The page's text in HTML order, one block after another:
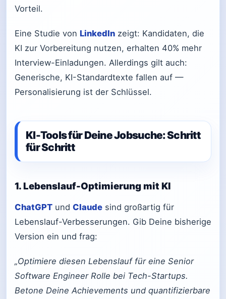
Vorteil.
Eine Studie von LinkedIn zeigt: Kandidaten, die
KI zur Vorbereitung nutzen, erhalten 40% mehr
Interview-Einladungen. Allerdings gilt auch:
Generische, KI-Standardtexte fallen auf —
Personalisierung ist der Schlüssel.
KI-Tools für Deine Jobsuche: Schritt
für Schritt
1. Lebenslauf-Optimierung mit KI
ChatGPT und Claude sind großartig für
Lebenslauf-Verbesserungen. Gib Deine bisherige
Version ein und frag:
„Optimiere diesen Lebenslauf für eine Senior
Software Engineer Rolle bei Tech-Startups.
Betone Deine Achievements und quantifizierbare